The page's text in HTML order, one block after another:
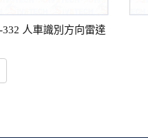
332 人車識別方向雷達